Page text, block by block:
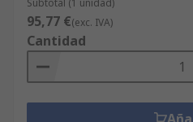
Subtotal (1 unidad)
95,77 €(exc. IVA)
Cantidad